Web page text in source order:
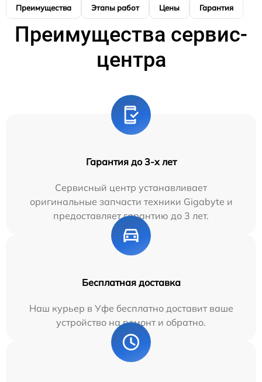
Преимущества Этапы работ Цены Гарантия
Преимущества сервис-
центра
Гарантия до 3-х лет
Сервисный центр устанавливает
оригинальные запчасти техники Gigabyte и
предоставляет гарантию до 3 лет.
Бесплатная доставка
Наш курьер в Уфе бесплатно доставит ваше
устройство на ремонт и обратно.